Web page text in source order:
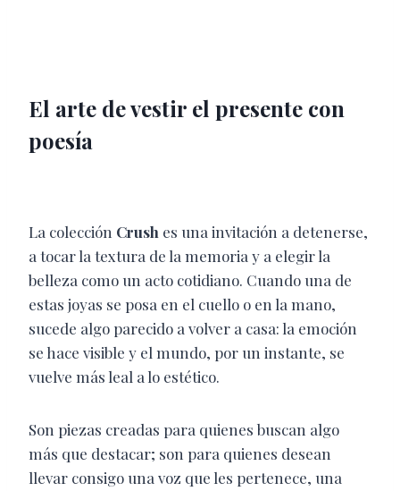
El arte de vestir el presente con
poesía
La colección Crush es una invitación a detenerse,
a tocar la textura de la memoria y a elegir la
belleza como un acto cotidiano. Cuando una de
estas joyas se posa en el cuello o en la mano,
sucede algo parecido a volver a casa: la emoción
se hace visible y el mundo, por un instante, se
vuelve más leal a lo estético.
Son piezas creadas para quienes buscan algo
más que destacar; son para quienes desean
llevar consigo una voz que les pertenece, una